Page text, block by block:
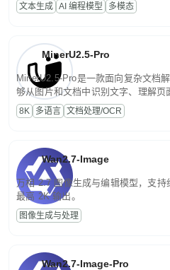
程，支持超长文档与长视频的深度语
文本生成 AI 编程模型 多模态
MinerU2.5-Pro
MinerU2.5-Pro是一款面向复杂文档
够从图片和文档中识别文字、理解
为便于存储、检索和二次处理的结构
8K 多语言 文档处理/OCR
Wan2.7-Image
万相 2.7 图像生成与编辑模型，支持
最高 2K 输出。
图像生成与处理
Wan2.7-Image-Pro